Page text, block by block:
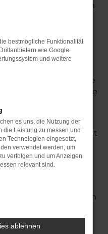
in der Stadt als auch
bietet Ihnen
an Porsche
Beratung und
bei der Auswahl des
maßgeschneiderte
Leasingoptionen, die
Bedarf passen.
Services wie
Reparaturendirekt
in Oldenburg. Mit
und der
Sie bei uns das
erfüllt.
Sie sich von unserem
Panamera
bestmögliche Funktionalität
wie Google
und weitere
es uns, die Nutzung der
die Leistung zu messen und
Technologien eingesetzt,
verwendet werden, um
verfolgen und um Anzeigen
relevant sind.
ablehnen